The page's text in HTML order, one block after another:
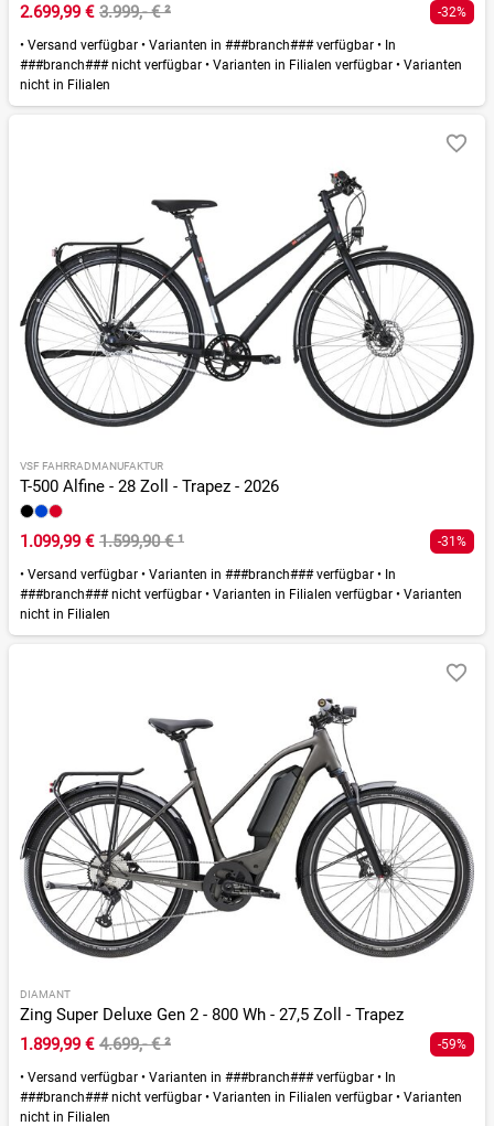
2.699,99 € 3.999,- €² -32%
• Versand verfügbar • Varianten in ###branch### verfügbar • In
###branch### nicht verfügbar • Varianten in Filialen verfügbar • Varianten
nicht in Filialen
VSF FAHRRADMANUFAKTUR
T-500 Alfine - 28 Zoll - Trapez - 2026
1.099,99 € 1.599,90 €¹ -31%
• Versand verfügbar • Varianten in ###branch### verfügbar • In
###branch### nicht verfügbar • Varianten in Filialen verfügbar • Varianten
nicht in Filialen
DIAMANT
Zing Super Deluxe Gen 2 - 800 Wh - 27,5 Zoll - Trapez
1.899,99 € 4.699,- €² -59%
• Versand verfügbar • Varianten in ###branch### verfügbar • In
###branch### nicht verfügbar • Varianten in Filialen verfügbar • Varianten
nicht in Filialen